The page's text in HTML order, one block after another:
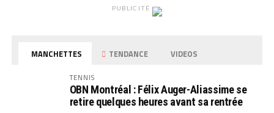
PUBLICITÉ
MANCHETTES TENDANCE VIDEOS
TENNIS
OBN Montréal : Félix Auger-Aliassime se
retire quelques heures avant sa rentrée